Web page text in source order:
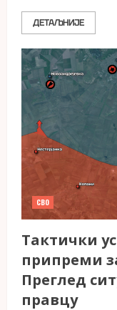
ДЕТАЉНИЈЕ
СВО
Тактички
припреми
Преглед
правцу